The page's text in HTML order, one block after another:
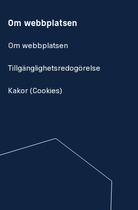
Om webbplatsen
Om webbplatsen
Tillgänglighetsredogörelse
Kakor (Cookies)